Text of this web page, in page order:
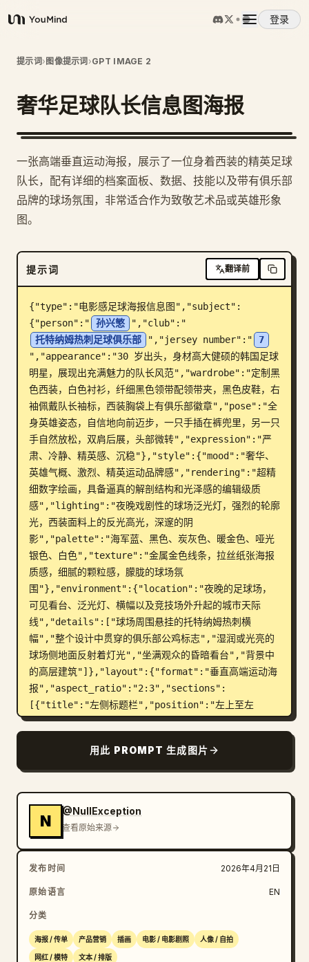
YouMind
登录
概览
使用案例
提示词
下载
博客
更新
提示词› 图像提示词 ›GPT IMAGE 2
奢华足球队长信息图海报
一张高端垂直运动海报，展示了一位身着西装的精英足球
队长，配有详细的档案面板、数据、技能以及带有俱乐部
品牌的球场氛围，非常适合作为致敬艺术品或英雄形象
图。
提示词 翻译前
{"type":"电影感足球海报信息图","subject":
{"person":"
孙兴慜
","club":"
托特纳姆热刺足球俱乐部
","jersey number":"
7
","appearance":"30 岁出头，身材高大健硕的韩国足球
明星，展现出充满魅力的队长风范","wardrobe":"定制黑
色西装，白色衬衫，纤细黑色领带配领带夹，黑色皮鞋，右
袖佩戴队长袖标，西装胸袋上有俱乐部徽章","pose":"全
身英雄姿态，自信地向前迈步，一只手插在裤兜里，另一只
手自然放松，双肩后展，头部微转","expression":"严
肃、冷静、精英感、沉稳"},"style":{"mood":"奢华、
英雄气概、激烈、精英运动品牌感","rendering":"超精
细数字绘画，具备逼真的解剖结构和光泽感的编辑级质
感","lighting":"夜晚戏剧性的球场泛光灯，强烈的轮廓
光，西装面料上的反光高光，深邃的阴
影","palette":"海军蓝、黑色、炭灰色、暖金色、哑光
银色、白色","texture":"金属金色线条，拉丝纸张海报
质感，细腻的颗粒感，朦胧的球场氛
围"},"environment":{"location":"夜晚的足球场，
可见看台、泛光灯、横幅以及竞技场外升起的城市天际
线","details":["球场周围悬挂的托特纳姆热刺横
幅","整个设计中贯穿的俱乐部公鸡标志","湿润或光亮的
球场侧地面反射着灯光","坐满观众的昏暗看台","背景中
的高层建筑"]},"layout":{"format":"垂直高端运动海
报","aspect_ratio":"2:3","sections":
[{"title":"左侧标题栏","position":"左上至左
中","count":6,"labels":["托特纳姆热刺足球俱乐
关键先生"]},{"title":"个人档案","position":"左
中","count":9,"labels":["全名 — 孙兴慜","出生日
183 厘米","位置 — 左边锋 / 中锋","球衣号码 —
7","俱乐部 — 托特纳姆热刺足球俱乐部","加入时间 —
2015 年 8 月 28 日","合同期限 — 2025 年"]},
{"title":"队长标语","position":"档案底
部","count":1,"labels":["队长 — 领袖。榜样。传
奇。"]},{"title":"引言框","position":"左中
人带来","梦想和希望的球员。"]},{"title":"荣
誉","position":"左下","count":5,"labels":["英
超金靴奖 (2021-22)","普斯卡什奖 2020","亚足联年度
用此 PROMPT 生成图片
N
@NullException
查看原始来源
发布时间 2026年4月21日
原始语言 EN
分类
海报 / 传单 产品营销 插画 电影 / 电影剧照 人像 / 自拍
网红 / 模特 文本 / 排版